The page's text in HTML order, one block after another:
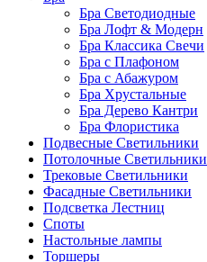
Бра Светодиодные
Бра Лофт & Модерн
Бра Классика Свечи
Бра с Плафоном
Бра с Абажуром
Бра Хрустальные
Бра Дерево Кантри
Бра Флористика
Подвесные Светильники
Потолочные Светильники
Трековые Светильники
Фасадные Светильники
Подсветка Лестниц
Споты
Настольные лампы
Торшеры